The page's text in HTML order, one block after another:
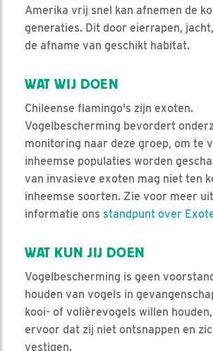
Amerika vrij snel kan afnemen de
generaties. Dit door eierrapen,
de afname van geschikt habitat.
WAT WIJ DOEN
Chileense flamingo's zijn exoten.
Vogelbescherming bevordert
monitoring naar deze groep, om te
inheemse populaties worden
van invasieve exoten mag niet ten
inheemse soorten. Zie voor meer
informatie ons standpunt over
WAT KUN JIJ DOEN
Vogelbescherming is geen
houden van vogels in
kooi- of volièrevogels willen
ervoor dat zij niet ontsnappen en
vestigen.